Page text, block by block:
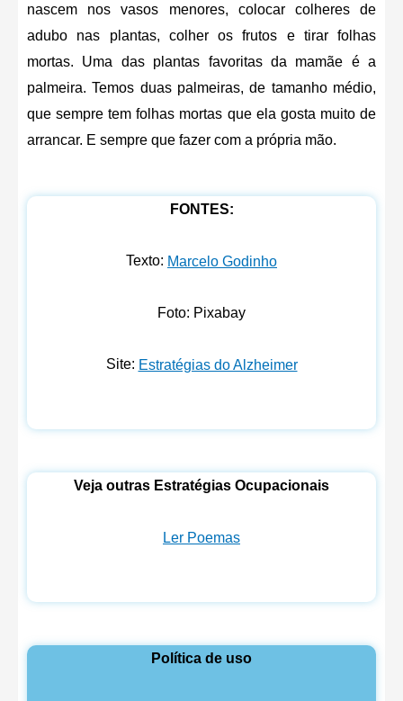
nascem nos vasos menores, colocar colheres de
adubo nas plantas, colher os frutos e tirar folhas
mortas. Uma das plantas favoritas da mamãe é a
palmeira. Temos duas palmeiras, de tamanho médio,
que sempre tem folhas mortas que ela gosta muito de
arrancar. E sempre que fazer com a própria mão.
FONTES:
Texto: Marcelo Godinho
Foto: Pixabay
Site: Estratégias do Alzheimer
Veja outras Estratégias Ocupacionais
Ler Poemas
Política de uso